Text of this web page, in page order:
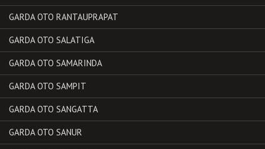
GARDA OTO RANTAUPRAPAT
GARDA OTO SALATIGA
GARDA OTO SAMARINDA
GARDA OTO SAMPIT
GARDA OTO SANGATTA
GARDA OTO SANUR